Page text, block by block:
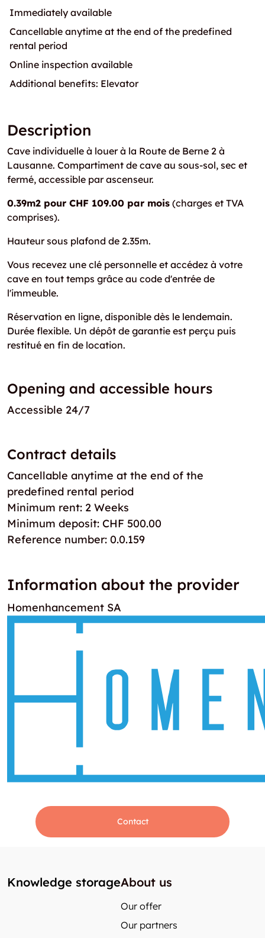
Immediately available
Cancellable anytime at the end of the predefined
rental period
Online inspection available
Additional benefits: Elevator
Description
Cave individuelle à louer à la Route de Berne 2 à
Lausanne. Compartiment de cave au sous-sol, sec et
fermé, accessible par ascenseur.
0.39m2 pour CHF 109.00 par mois (charges et TVA
comprises).
Hauteur sous plafond de 2.35m.
Vous recevez une clé personnelle et accédez à votre
cave en tout temps grâce au code d'entrée de
l'immeuble.
Réservation en ligne, disponible dès le lendemain.
Durée flexible. Un dépôt de garantie est perçu puis
restitué en fin de location.
Opening and accessible hours
Accessible 24/7
Contract details
Cancellable anytime at the end of the
predefined rental period
Minimum rent: 2 Weeks
Minimum deposit: CHF 500.00
Reference number: 0.0.159
Information about the provider
Homenhancement SA
Contact
Knowledge storageAbout us
Our offer
Our partners